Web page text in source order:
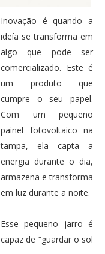
Inovação é quando a
ideía se transforma em
algo que pode ser
comercializado. Este é
um produto que
cumpre o seu papel.
Com um pequeno
painel fotovoltaico na
tampa, ela capta a
energia durante o dia,
armazena e transforma
em luz durante a noite.
Esse pequeno jarro é
capaz de “guardar o sol